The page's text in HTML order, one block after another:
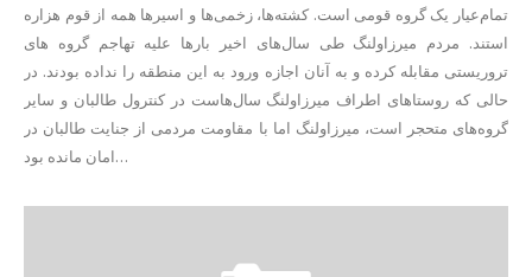
تمام‌عیار یک گروه قومی است. کشته‌ها، زخمی‌ها و اسیرها همه از قوم هزاره
استند. مردم میرزاولنگ طی سال‌های اخیر بارها علیه تهاجم گروه های
تروریستی مقابله کرده و به آنان اجازه ورود به این منطقه را نداده بودند. در
حالی که روستاهای اطراف میرزاولنگ سال‌هاست در کنترول طالبان و سایر
گروه‌های متحجر است، میرزاولنگ اما با مقاومت مردمی از جنایت طالبان در
امان مانده بود…